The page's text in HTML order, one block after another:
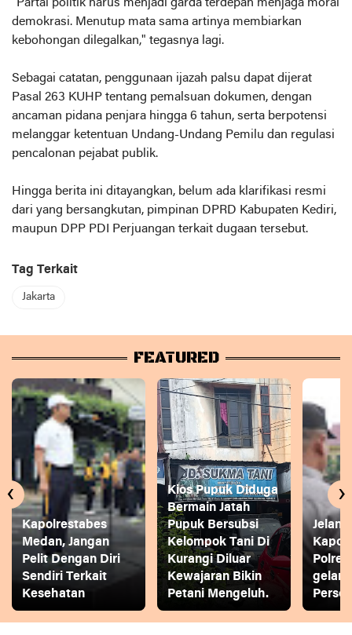
"Partai politik harus menjadi garda terdepan menjaga moral
demokrasi. Menutup mata sama artinya membiarkan
kebohongan dilegalkan," tegasnya lagi.
Sebagai catatan, penggunaan ijazah palsu dapat dijerat
Pasal 263 KUHP tentang pemalsuan dokumen, dengan
ancaman pidana penjara hingga 6 tahun, serta berpotensi
melanggar ketentuan Undang-Undang Pemilu dan regulasi
pencalonan pejabat publik.
Hingga berita ini ditayangkan, belum ada klarifikasi resmi
dari yang bersangkutan, pimpinan DPRD Kabupaten Kediri,
maupun DPP PDI Perjuangan terkait dugaan tersebut.
Tag Terkait
Jakarta
FEATURED
Kapolrestabes
Medan, Jangan
Pelit Dengan Diri
Sendiri Terkait
Kesehatan
Kios Pupuk Diduga
Bermain Jatah
Pupuk Bersubsi
Kelompok Tani Di
Kurangi Diluar
Kewajaran Bikin
Petani Mengeluh.
gelar
‹ ›